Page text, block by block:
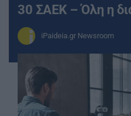
30 ΣΑΕΚ – Όλη η
iPaideia.gr Newsroom